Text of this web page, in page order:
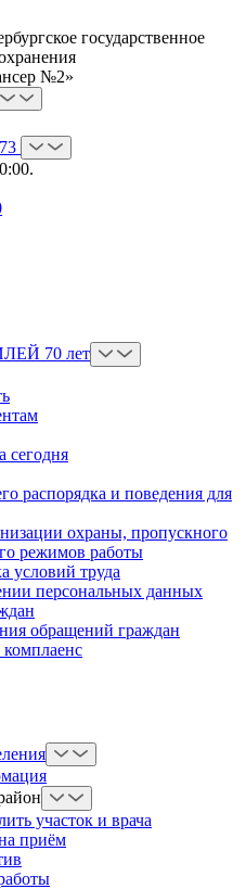
государственное
№2»
70 лет
сегодня
распорядка и поведения для
охраны, пропускного
режимов работы
условий труда
персональных данных
обращений граждан
участок и врача
приём